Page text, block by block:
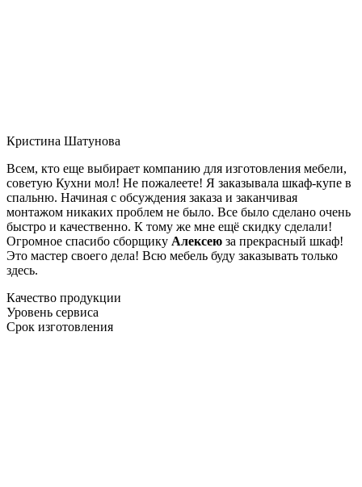
Кристина Шатунова
Всем, кто еще выбирает компанию для изготовления мебели,
советую Кухни мол! Не пожалеете! Я заказывала шкаф-купе в
спальню. Начиная с обсуждения заказа и заканчивая
монтажом никаких проблем не было. Все было сделано очень
быстро и качественно. К тому же мне ещё скидку сделали!
Огромное спасибо сборщику Алексею за прекрасный шкаф!
Это мастер своего дела! Всю мебель буду заказывать только
здесь.
Качество продукции
Уровень сервиса
Срок изготовления